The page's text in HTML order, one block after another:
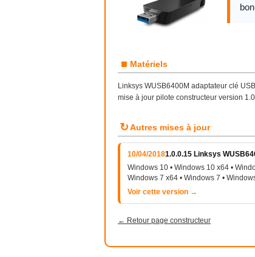
■ Matériels
Linksys WUSB6400M adaptateur clé
mise à jour pilote constructeur version
↻Autres mises à jour
10/04/20181.0.0.15 Linksys
Windows 10 • Windows 10 x64 •
Windows 7 x64 • Windows 7 •
Voir cette version →
← Retour page constructeur